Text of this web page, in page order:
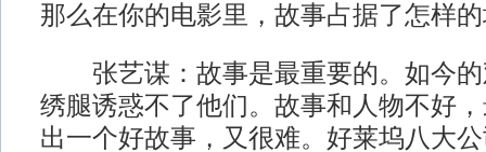
那么在你的电影里，故事占据了怎样
张艺谋：故事是最重要的。如今的
绣腿诱惑不了他们。故事和人物不好
出一个好故事，又很难。好莱坞八大